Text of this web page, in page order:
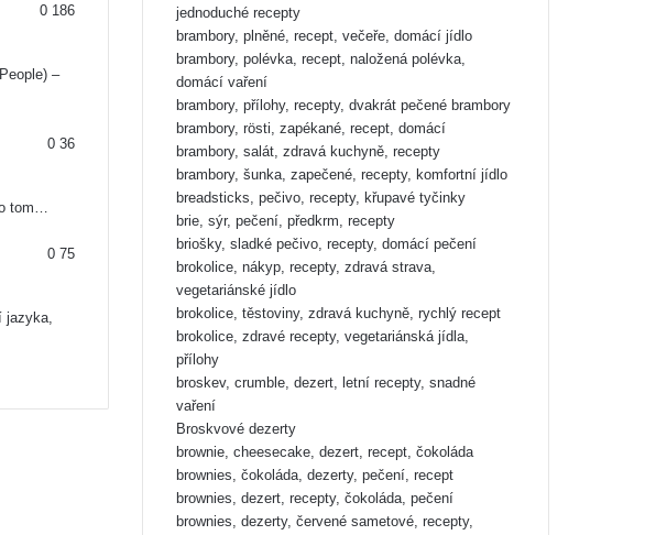
0 186
–
0 36
tom…
0 75
jazyka,
jednoduché recepty
brambory, plněné, recept, večeře, domácí jídlo
brambory, polévka, recept, naložená polévka,
domácí vaření
brambory, přílohy, recepty, dvakrát pečené brambory
brambory, rösti, zapékané, recept, domácí
brambory, salát, zdravá kuchyně, recepty
brambory, šunka, zapečené, recepty, komfortní jídlo
breadsticks, pečivo, recepty, křupavé tyčinky
brie, sýr, pečení, předkrm, recepty
briošky, sladké pečivo, recepty, domácí pečení
brokolice, nákyp, recepty, zdravá strava,
vegetariánské jídlo
brokolice, těstoviny, zdravá kuchyně, rychlý recept
brokolice, zdravé recepty, vegetariánská jídla,
přílohy
broskev, crumble, dezert, letní recepty, snadné
vaření
Broskvové dezerty
brownie, cheesecake, dezert, recept, čokoláda
brownies, čokoláda, dezerty, pečení, recept
brownies, dezert, recepty, čokoláda, pečení
brownies, dezerty, červené sametové, recepty,